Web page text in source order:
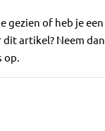
gezien of heb je een
artikel? Neem dan
op.